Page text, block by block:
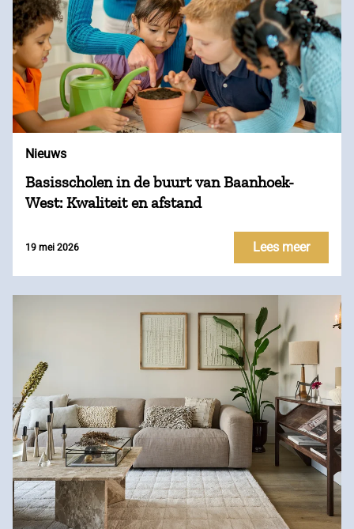
Nieuws
Basisscholen in de buurt van Baanhoek-
West: Kwaliteit en afstand
19 mei 2026 Lees meer